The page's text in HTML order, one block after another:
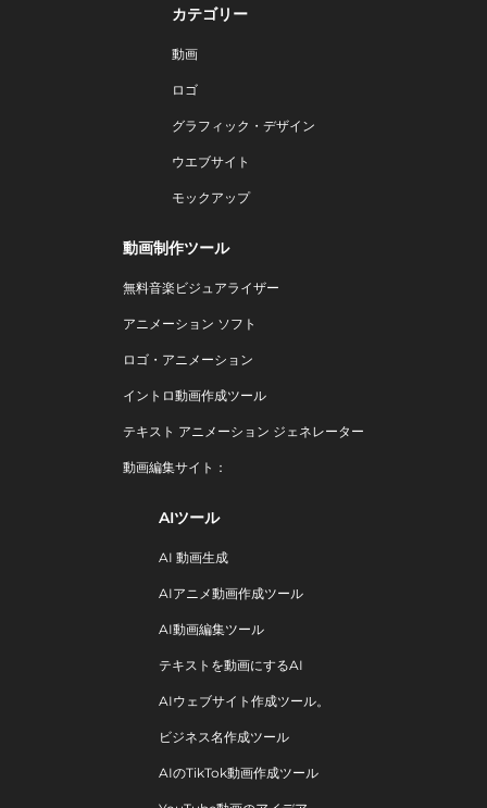
カテゴリー
動画
ロゴ
グラフィック・デザイン
ウエブサイト
モックアップ
動画制作ツール
無料音楽ビジュアライザー
アニメーション ソフト
ロゴ・アニメーション
イントロ動画作成ツール
テキスト アニメーション ジェネレーター
動画編集サイト：
AIツール
AI 動画生成
AIアニメ動画作成ツール
AI動画編集ツール
テキストを動画にするAI
AIウェブサイト作成ツール。
ビジネス名作成ツール
AIのTikTok動画作成ツール